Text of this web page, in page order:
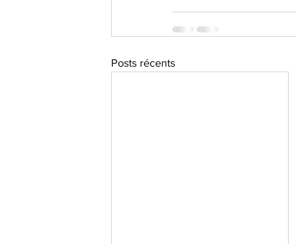
Posts récents